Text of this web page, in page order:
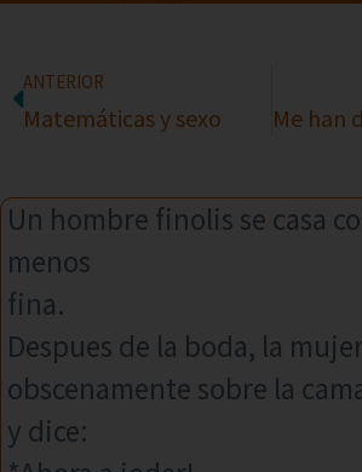
ANTERIOR
Matemáticas y sexo
Un hombre finolis se casa
menos
fina.
Despues de la boda, la
obscenamente sobre la
y dice: